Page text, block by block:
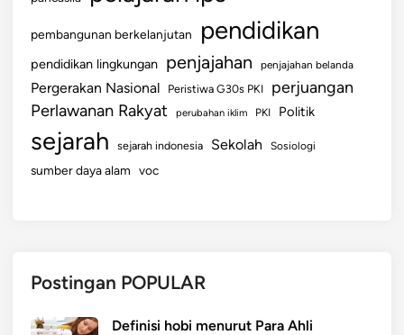
pembangunan berkelanjutan pendidikan
pendidikan lingkungan penjajahan penjajahan belanda
Pergerakan Nasional Peristiwa G30s PKI perjuangan
Perlawanan Rakyat perubahan iklim PKI Politik
sejarah sejarah indonesia Sekolah Sosiologi
sumber daya alam voc
Postingan POPULAR
Definisi hobi menurut Para Ahli